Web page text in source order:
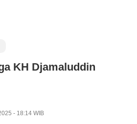
KH Djamaluddin
- 18:14 WIB